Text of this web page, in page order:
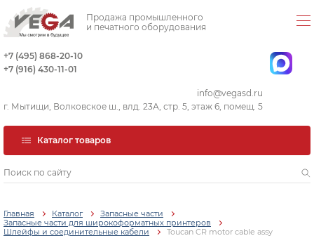
Продажа промышленного
и печатного оборудования
+7 (495) 868-20-10
+7 (916) 430-11-01
info@vegasd.ru
г. Мытищи, Волковское ш., влд. 23А, стр. 5, этаж 6, помещ. 5
Каталог товаров
Главная Каталог
Запасные части
Запасные части для широкоформатных принтеров
Шлейфы и соединительные кабели
Toucan CR motor cable assy